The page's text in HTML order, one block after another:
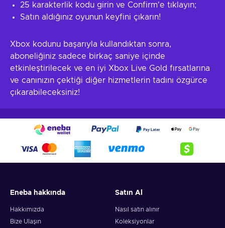
25 karakterlik kodu girin ve Confirm'e tıklayın;
Satın aldığınız oyunun keyfini çıkarın!
Xbox kodunu başarıyla kullandıktan sonra,
aboneliğiniz sadece birkaç saniye içinde
etkinleştirilecek ve en iyi Xbox Live Gold fırsatlarına
ve canınızın çektiği diğer hizmetlerin tadını özgürce
çıkarabileceksiniz!
Eneba hakkında
Hakkımızda
Bize Ulaşın
Satın Al
Nasıl satın alınır
Koleksiyonlar